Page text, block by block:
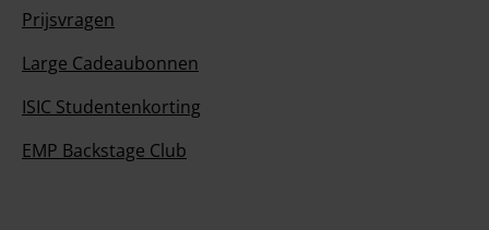
Prijsvragen
Large Cadeaubonnen
ISIC Studentenkorting
EMP Backstage Club